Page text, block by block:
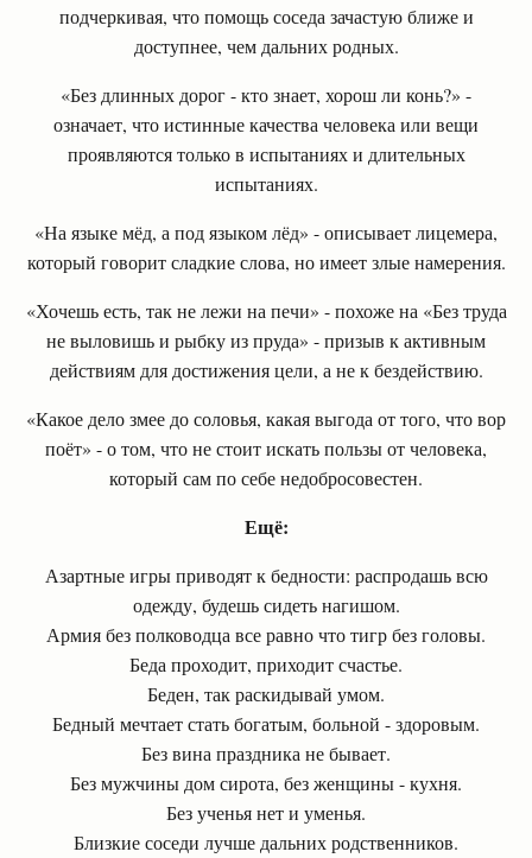
подчеркивая, что помощь соседа зачастую ближе и
доступнее, чем дальних родных.
«Без длинных дорог - кто знает, хорош ли конь?» -
означает, что истинные качества человека или вещи
проявляются только в испытаниях и длительных
испытаниях.
«На языке мёд, а под языком лёд» - описывает лицемера,
который говорит сладкие слова, но имеет злые намерения.
«Хочешь есть, так не лежи на печи» - похоже на «Без труда
не выловишь и рыбку из пруда» - призыв к активным
действиям для достижения цели, а не к бездействию.
«Какое дело змее до соловья, какая выгода от того, что вор
поёт» - о том, что не стоит искать пользы от человека,
который сам по себе недобросовестен.
Ещё:
Азартные игры приводят к бедности: распродашь всю
одежду, будешь сидеть нагишом.
Армия без полководца все равно что тигр без головы.
Беда проходит, приходит счастье.
Беден, так раскидывай умом.
Бедный мечтает стать богатым, больной - здоровым.
Без вина праздника не бывает.
Без мужчины дом сирота, без женщины - кухня.
Без ученья нет и уменья.
Близкие соседи лучше дальних родственников.